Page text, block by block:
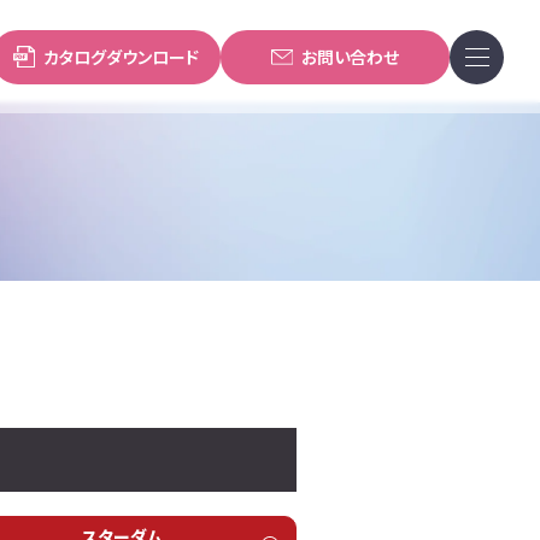
カタログダウンロード お問い合わせ